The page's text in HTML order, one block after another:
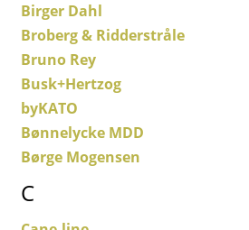
Étagères murales
Buffets & Commodes
Meubles TV
Caissons roulants et Meubles
Meubles de bar
Birger Dahl
Broberg & Ridderstråle
Bruno Rey
Busk+Hertzog
byKATO
Bønnelycke MDD
Børge Mogensen
C